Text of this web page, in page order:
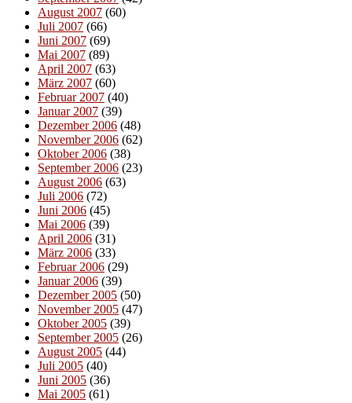
August 2007 (60)
Juli 2007 (66)
Juni 2007 (69)
Mai 2007 (89)
April 2007 (63)
März 2007 (60)
Februar 2007 (40)
Januar 2007 (39)
Dezember 2006 (48)
November 2006 (62)
Oktober 2006 (38)
September 2006 (23)
August 2006 (63)
Juli 2006 (72)
Juni 2006 (45)
Mai 2006 (39)
April 2006 (31)
März 2006 (33)
Februar 2006 (29)
Januar 2006 (39)
Dezember 2005 (50)
November 2005 (47)
Oktober 2005 (39)
September 2005 (26)
August 2005 (44)
Juli 2005 (40)
Juni 2005 (36)
Mai 2005 (61)